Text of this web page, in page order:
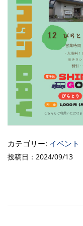
カテゴリー: イベント
投稿日：2024/09/13